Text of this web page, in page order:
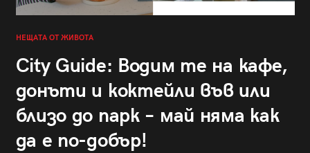
НЕЩАТА ОТ ЖИВОТА
City Guide: Водим те на кафе,
донъти и коктейли във или
близо до парк – май няма как
да е по-добър!